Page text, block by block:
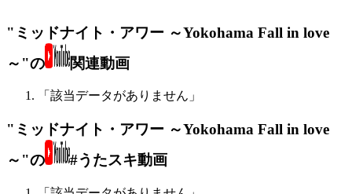
"ミッドナイト・アワー ～Yokohama Fall in love
～"の
関連動画
「該当データがありません」
"ミッドナイト・アワー ～Yokohama Fall in love
～"の
#うたスキ動画